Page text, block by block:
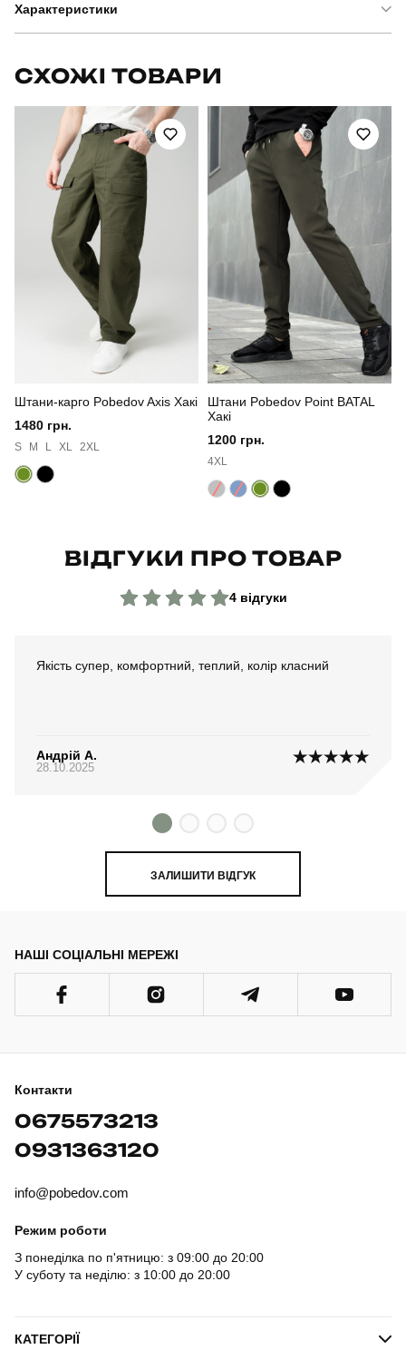
Характеристики
джемпер
Призначення для повсякденного носіння
повсякденний
осінь
сірий
Матеріал ангора
Склад тканини 65% поліестер, 25% акрил, 10% віскоза
СХОЖІ ТОВАРИ
Штани-карго Pobedov Axis Хакі
1480 грн.
S M L XL 2XL
Штани Pobedov Point BATAL
Хакі
1200 грн.
4XL
ВІДГУКИ ПРО ТОВАР
4 відгуки
Якість супер, комфортний, теплий, колір класний
Андрій A.
28.10.2025
ЗАЛИШИТИ ВІДГУК
НАШІ СОЦІАЛЬНІ МЕРЕЖІ
Контакти
0675573213
0931363120
info@pobedov.com
Режим роботи
З понеділка по п'ятницю: з 09:00 до 20:00
У суботу та неділю: з 10:00 до 20:00
КАТЕГОРІЇ